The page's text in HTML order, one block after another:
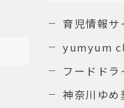
育児情報サ
yumyum
フードドラ
神奈川ゆめ